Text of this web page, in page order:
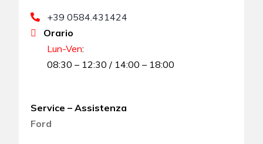
+39 0584.431424
Orario
Lun-Ven:
08:30 – 12:30 / 14:00 – 18:00
Service – Assistenza
Ford